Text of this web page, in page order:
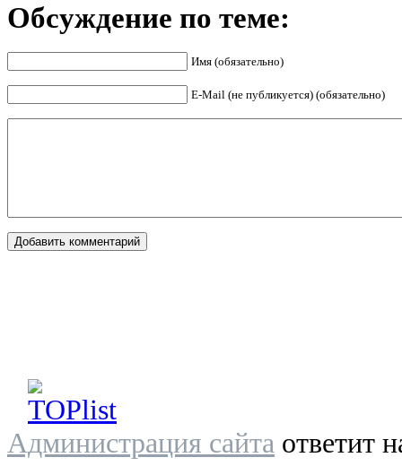
Обсуждение по теме:
Имя (обязательно)
E-Mail (не публикуется) (обязательно)
Администрация сайта ответит